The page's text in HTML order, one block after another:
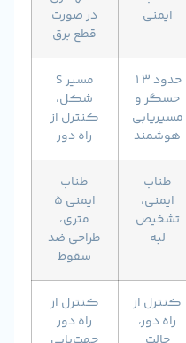
در صورت
مسیر S
شکل،
کنترل از
راه دور
طناب
ایمنی ۵
متری،
طراحی ضد
کنترل از
راه دور